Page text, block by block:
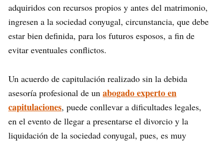
adquiridos con recursos propios y antes del matrimonio,
ingresen a la sociedad conyugal, circunstancia, que debe
estar bien definida, para los futuros esposos, a fin de
evitar eventuales conflictos.
Un acuerdo de capitulación realizado sin la debida
asesoría profesional de un abogado experto en
capitulaciones, puede conllevar a dificultades legales,
en el evento de llegar a presentarse el divorcio y la
liquidación de la sociedad conyugal, pues, es muy